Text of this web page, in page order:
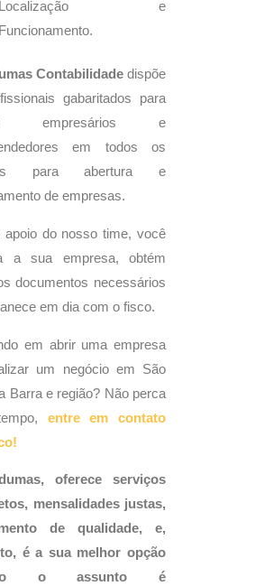
Localização e
Funcionamento.
Contabilidade dispõe
gabaritados para
empresários e
em todos os
para abertura e
de empresas.
apoio do nosso time, você
a sua empresa, obtém
documentos necessários
em dia com o fisco.
em abrir uma empresa
um negócio em São
Barra e região? Não perca
entre em contato
oferece serviços
mensalidades justas,
de qualidade, e,
é a sua melhor opção
o assunto é